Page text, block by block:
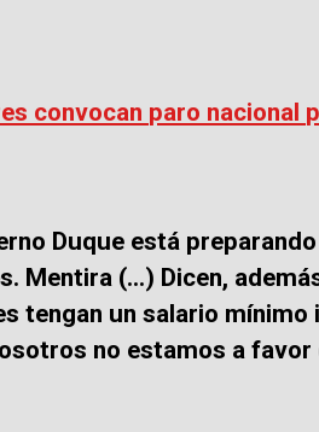
convocan paro nacional
Duque está
Mentira (…) Dicen,
tengan un salario mínimo
no estamos a